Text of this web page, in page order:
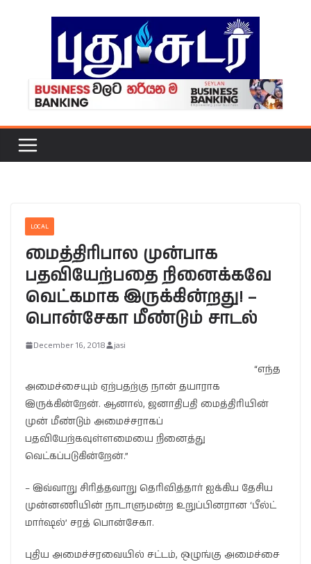
LOCAL
மைத்திரிபால முன்பாக
பதவியேற்பதை நினைக்கவே
வெட்கமாக இருக்கின்றது! –
பொன்சேகா மீண்டும் சாடல்
December 16, 2018 jasi
“எந்த
அமைச்சையும் ஏற்பதற்கு நான் தயாராக
இருக்கின்றேன். ஆனால், ஜனாதிபதி மைத்திரியின்
முன் மீண்டும் அமைச்சராகப்
பதவியேற்கவுள்ளமையை நினைத்து
வெட்கப்படுகின்றேன்.”
– இவ்வாறு சிரித்தவாறு தெரிவித்தார் ஐக்கிய தேசிய
முன்னணியின் நாடாளுமன்ற உறுப்பினரான ‘பீல்ட்
மார்ஷல்’ சரத் பொன்சேகா.
புதிய அமைச்சரவையில் சட்டம், ஒழுங்கு அமைச்சை